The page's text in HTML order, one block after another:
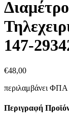
147-
€48,00
περιλαμβάνει
Περιγραφή